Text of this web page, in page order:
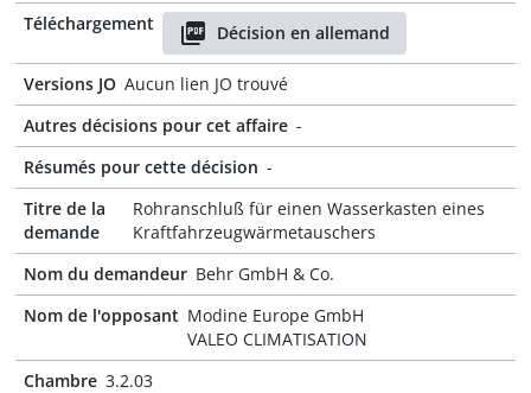
Téléchargement
Décision en allemand
Versions JO Aucun lien JO trouvé
Autres décisions pour cet affaire -
Résumés pour cette décision -
Titre de la
demande
Rohranschluß für einen Wasserkasten eines
Kraftfahrzeugwärmetauschers
Nom du demandeur Behr GmbH & Co.
Nom de l'opposant Modine Europe GmbH
VALEO CLIMATISATION
Chambre 3.2.03